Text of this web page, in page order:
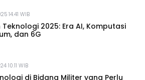
14.41 WIB
Teknologi 2025: Era AI, Komputasi
dan 6G
10.11 WIB
di Bidang Militer yang Perlu